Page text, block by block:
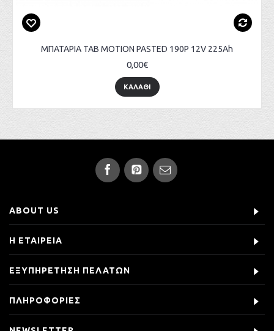
ΜΠΑΤΑΡΙΑ TAB MOTION PASTED 190P 12V 225Ah
0,00€
ΚΑΛΑΘΙ
ABOUT US
Η ΕΤΑΙΡΕΙΑ
ΕΞΥΠΗΡΕΤΗΣΗ ΠΕΛΑΤΩΝ
ΠΛΗΡΟΦΟΡΙΕΣ